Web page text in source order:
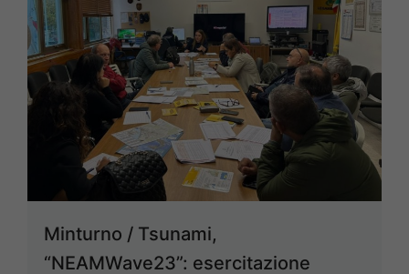
Minturno / Tsunami,
“NEAMWave23”: esercitazione